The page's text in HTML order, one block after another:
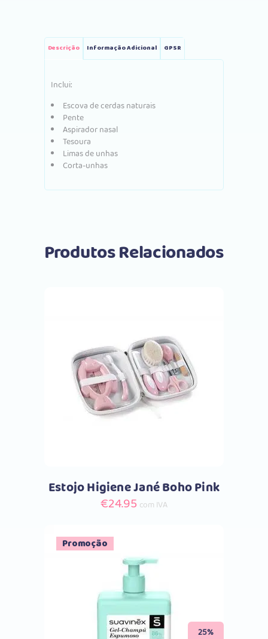
Descrição Informação Adicional GPSR
Inclui:
Escova de cerdas naturais
Pente
Aspirador nasal
Tesoura
Limas de unhas
Corta-unhas
Produtos Relacionados
Comprar
Estojo Higiene Jané Boho Pink
€24.95 com IVA
Promoção
25%
Comprar